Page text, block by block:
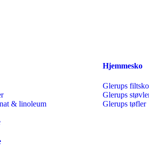
& linoleum
Hjemmesko
Glerups filtsko
Glerups
Glerups tøfler